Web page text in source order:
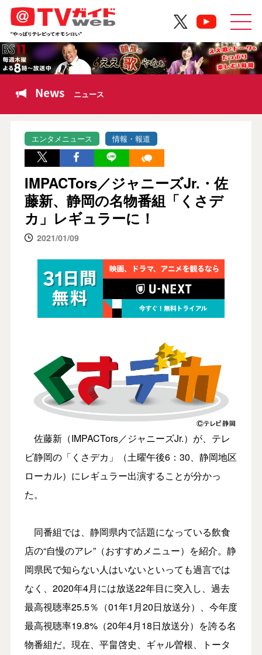
News ニュース
エンタメニュース 情報・報道
IMPACTors／ジャニーズJr.・佐
藤新、静岡の名物番組「くさデ
カ」レギュラーに！
2021/01/09
佐藤新（IMPACTors／ジャニーズJr.）が、テレ
ビ静岡の「くさデカ」（土曜午後6：30、静岡地区
ローカル）にレギュラー出演することが分かっ
た。
同番組では、静岡県内で話題になっている飲食
店の“自慢のアレ”（おすすめメニュー）を紹介。静
岡県民で知らない人はいないといっても過言では
なく、2020年4月には放送22年目に突入し、過去
最高視聴率25.5％（01年1月20日放送分）、今年度
最高視聴率19.8%（20年4月18日放送分）を誇る名
物番組だ。現在、平畠啓史、ギャル曽根、トータ